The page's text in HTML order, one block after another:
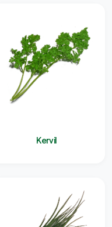
Kervil